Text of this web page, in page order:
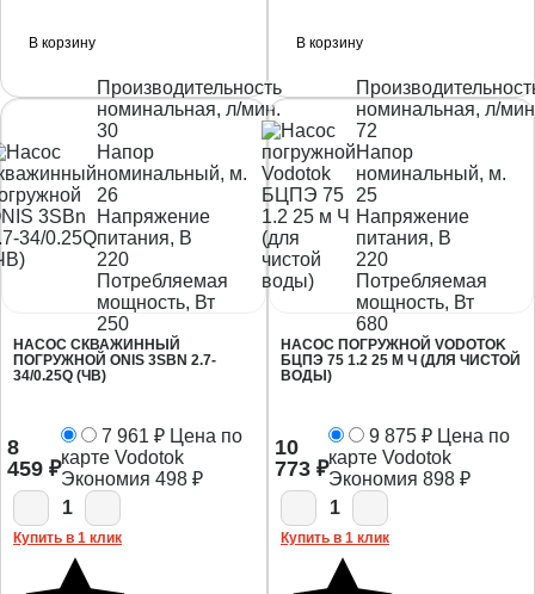
В корзину В корзину
Производительность
номинальная, л/мин.
30
Напор
номинальный, м.
26
Напряжение
питания, В
220
Потребляемая
мощность, Вт
250
НАСОС СКВАЖИННЫЙ
ПОГРУЖНОЙ ONIS 3SBN 2.7-
34/0.25Q (ЧВ)
8
459 ₽
7 961 ₽ Цена по
карте Vodotok
Экономия 498 ₽
1
Купить в 1 клик
номинальная, л/
72
Напор
номинальный, м.
25
Напряжение
питания, В
220
Потребляемая
мощность, Вт
680
НАСОС ПОГРУЖНОЙ VODOTOK
БЦПЭ 75 1.2 25 М Ч (ДЛЯ ЧИСТОЙ
ВОДЫ)
10
773 ₽
9 875 ₽ Цена по
карте Vodotok
Экономия 898 ₽
1
Купить в 1 клик